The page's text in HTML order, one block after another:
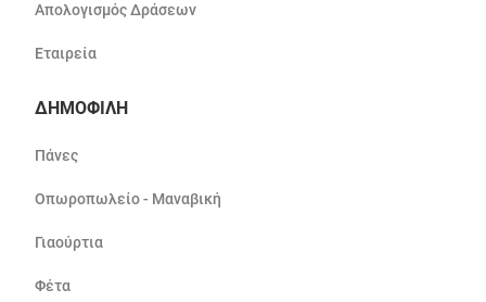
Απολογισμός Δράσεων
Εταιρεία
ΔΗΜΟΦΙΛΗ
Πάνες
Οπωροπωλείο - Μαναβική
Γιαούρτια
Φέτα